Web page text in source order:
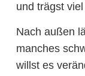
und trägst
Nach außen
manches
willst es